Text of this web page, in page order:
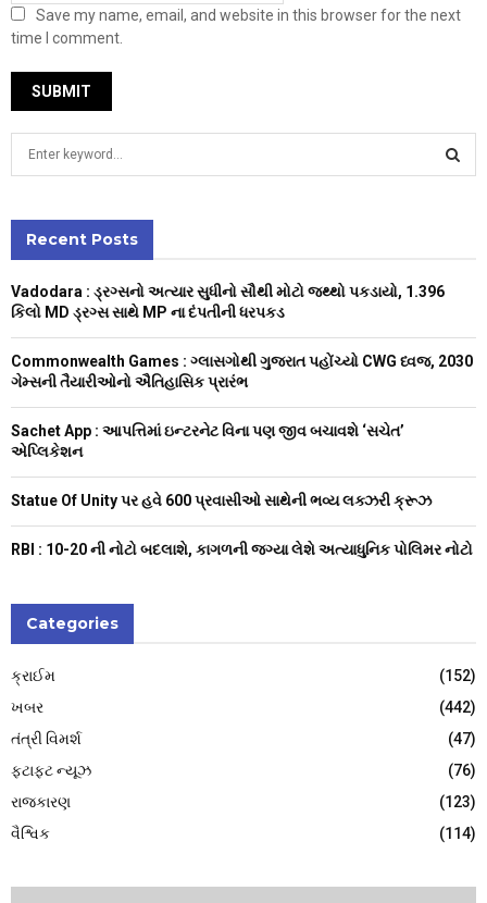
Save my name, email, and website in this browser for the next
time I comment.
h
o
C
Recent Posts
Vadodara : ડ્રગ્સનો અત્યાર સુધીનો સૌથી મોટો જથ્થો પકડાયો, 1.396
કિલો MD ડ્રગ્સ સાથે MP ના દંપતીની ધરપકડ
Commonwealth Games : ગ્લાસગોથી ગુજરાત પહોંચ્યો CWG ધ્વજ, 2030
ગેમ્સની તૈયારીઓનો ઐતિહાસિક પ્રારંભ
Sachet App : આપત્તિમાં ઇન્ટરનેટ વિના પણ જીવ બચાવશે ‘સચેત’
એપ્લિકેશન
Statue Of Unity પર હવે 600 પ્રવાસીઓ સાથેની ભવ્ય લક્ઝરી ક્રૂઝ
RBI : ₹10-20 ની નોટો બદલાશે, કાગળની જગ્યા લેશે અત્યાધુનિક પોલિમર નોટો
Categories
ક્રાઈમ
(152)
ખબર
(442)
તંત્રી વિમર્શ
(47)
ફટાફટ ન્યૂઝ
(76)
રાજકારણ
(123)
વૈશ્વિક
(114)